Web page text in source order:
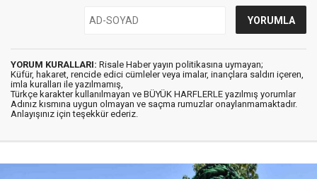
YORUM KURALLARI: Risale Haber yayın politikasına uymayan;
Küfür, hakaret, rencide edici cümleler veya imalar, inançlara saldırı içeren,
imla kuralları ile yazılmamış,
Türkçe karakter kullanılmayan ve BÜYÜK HARFLERLE yazılmış yorumlar
Adınız kısmına uygun olmayan ve saçma rumuzlar onaylanmamaktadır.
Anlayışınız için teşekkür ederiz.